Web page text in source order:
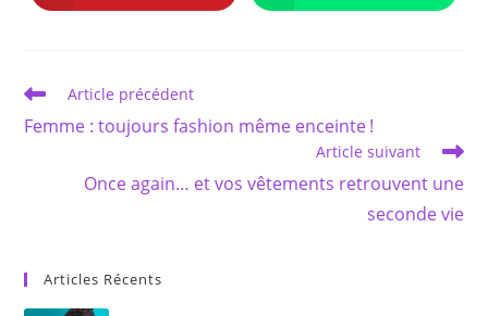
dans dans
Read
articles
Article précédent
Femme : toujours fashion même enceinte !
Article suivant
Once again… et vos vêtements retrouvent une
seconde vie
Articles Récents